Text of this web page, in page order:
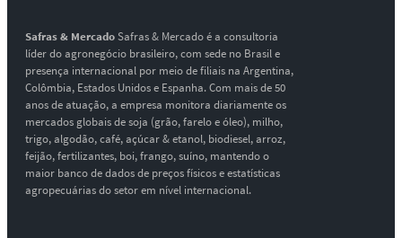
Safras & MercadoSafras & Mercado é a consultoria
líder do agronegócio brasileiro, com sede no Brasil e
presença internacional por meio de filiais na Argentina,
Colômbia, Estados Unidos e Espanha. Com mais de 50
anos de atuação, a empresa monitora diariamente os
mercados globais de soja (grão, farelo e óleo), milho,
trigo, algodão, café, açúcar & etanol, biodiesel, arroz,
feijão, fertilizantes, boi, frango, suíno, mantendo o
maior banco de dados de preços físicos e estatísticas
agropecuárias do setor em nível internacional.